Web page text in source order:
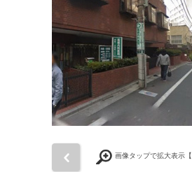
画像タップで拡大表示【